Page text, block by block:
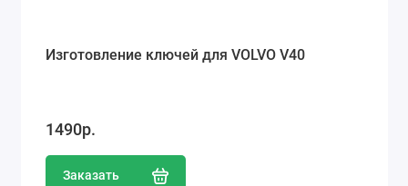
Изготовление ключей для VOLVO V40
1490р.
Заказать